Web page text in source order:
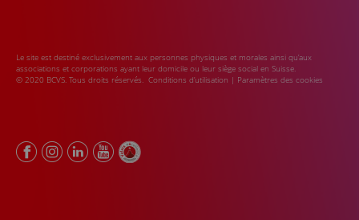
Le site est destiné exclusivement aux personnes physiques et morales ainsi qu’aux
associations et corporations ayant leur domicile ou leur siège social en Suisse.
© 2020 BCVS. Tous droits réservés. Conditions d’utilisation | Paramètres des cookies